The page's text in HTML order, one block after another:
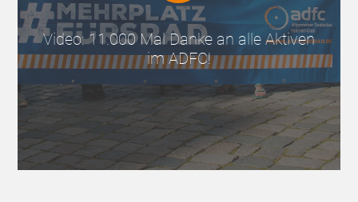
Video: 11.000 Mal Danke an alle Aktiven
im ADFC!